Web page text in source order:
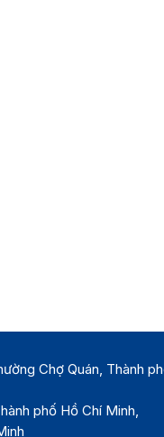
Chợ Quán, Thành
phố Hồ Chí Minh,